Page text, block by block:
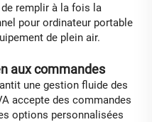
remplir à la fois la
pour ordinateur portable
de plein air.
aux commandes
une gestion fluide des
accepte des commandes
options personnalisées